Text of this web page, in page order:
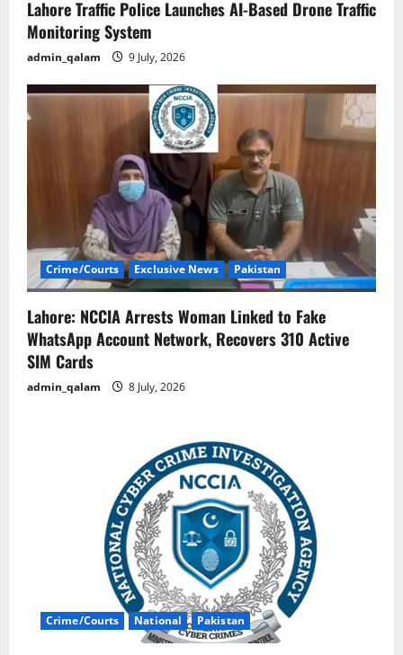
Lahore Traffic Police Launches AI-Based Drone Traffic
Monitoring System
admin_qalam 9 July, 2026
Crime/Courts Exclusive News Pakistan
Lahore: NCCIA Arrests Woman Linked to Fake
WhatsApp Account Network, Recovers 310 Active
SIM Cards
admin_qalam 8 July, 2026
Crime/Courts National Pakistan